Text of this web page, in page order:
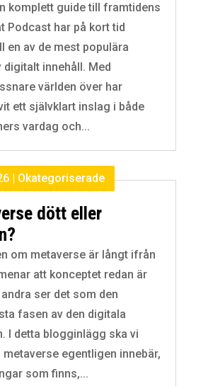
komplett guide till framtidens
Podcast har på kort tid
en av de mest populära
innehåll. Med
världen över har
ett självklart inslag i både
vardag och...
dött eller
| Okategoriserade
om metaverse är långt ifrån
att konceptet redan är
ser det som den
fasen av den digitala
I detta blogginlägg ska vi
metaverse egentligen innebär,
som finns,...